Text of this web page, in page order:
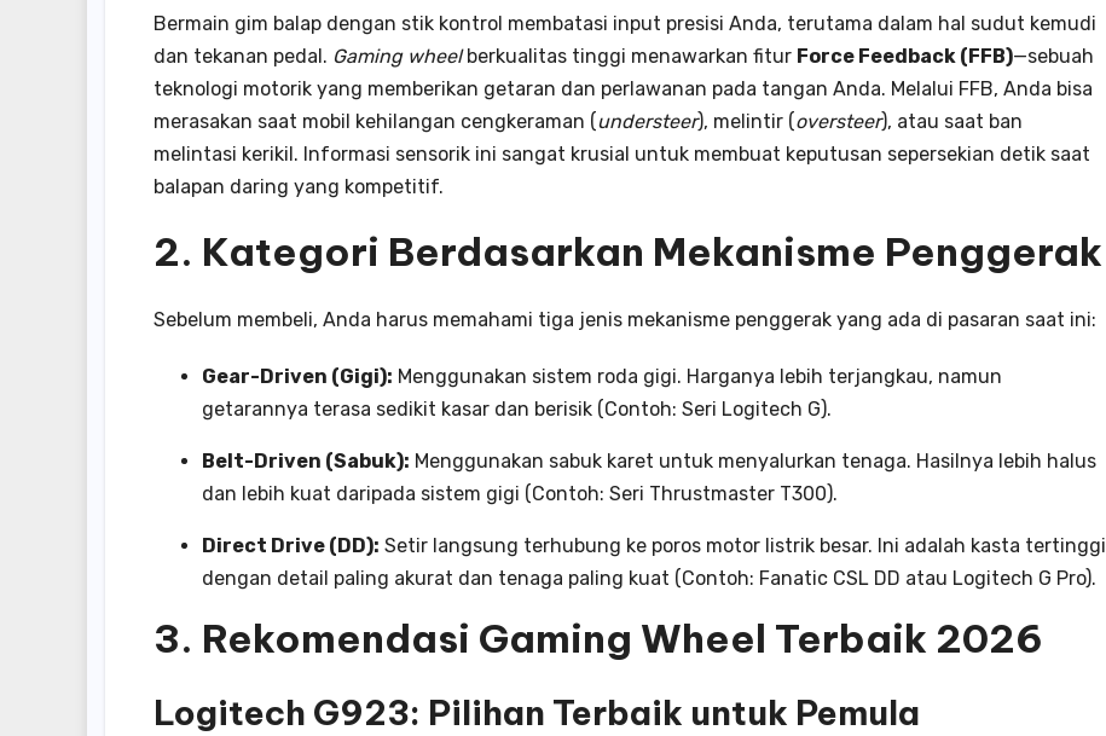
Bermain gim balap dengan stik kontrol membatasi input presisi Anda, terutama dalam hal sudut kemudi
dan tekanan pedal. Gaming wheelberkualitas tinggi menawarkan fitur Force Feedback (FFB)—sebuah
teknologi motorik yang memberikan getaran dan perlawanan pada tangan Anda. Melalui FFB, Anda bisa
merasakan saat mobil kehilangan cengkeraman (understeer), melintir (oversteer), atau saat ban
melintasi kerikil. Informasi sensorik ini sangat krusial untuk membuat keputusan sepersekian detik saat
balapan daring yang kompetitif.
2. Kategori Berdasarkan Mekanisme Penggerak
Sebelum membeli, Anda harus memahami tiga jenis mekanisme penggerak yang ada di pasaran saat ini:
Gear-Driven (Gigi): Menggunakan sistem roda gigi. Harganya lebih terjangkau, namun
getarannya terasa sedikit kasar dan berisik (Contoh: Seri Logitech G).
Belt-Driven (Sabuk): Menggunakan sabuk karet untuk menyalurkan tenaga. Hasilnya lebih halus
dan lebih kuat daripada sistem gigi (Contoh: Seri Thrustmaster T300).
Direct Drive (DD): Setir langsung terhubung ke poros motor listrik besar. Ini adalah kasta tertinggi
dengan detail paling akurat dan tenaga paling kuat (Contoh: Fanatic CSL DD atau Logitech G Pro).
3. Rekomendasi Gaming Wheel Terbaik 2026
Logitech G923: Pilihan Terbaik untuk Pemula